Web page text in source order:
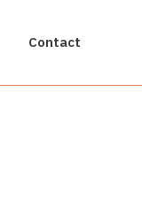
Contact